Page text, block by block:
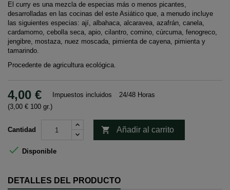
El curry es una mezcla de especias más o menos picantes,
desarrolladas en las cocinas del este Asiático que, a menudo incluye
las siguientes especias: ají, albahaca, alcaravea, azafrán, canela,
cardamomo, cebolla seca, apio, cilantro, comino, cúrcuma, fenogreco,
jengibre, mostaza, nuez moscada, pimienta de cayena, pimienta y
tamarindo.
Procedente de agricultura ecológica.
4,00 €
(3,00 € 100 gr.)
Impuestos incluidos 24/48 Horas
Cantidad  Añadir al carrito
 Disponible
DETALLES DEL PRODUCTO